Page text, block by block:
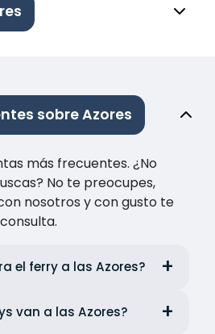
sobre Azores
más frecuentes. ¿No
No te preocupes,
nosotros y con gusto te
el ferry a las Azores?
van a las Azores?